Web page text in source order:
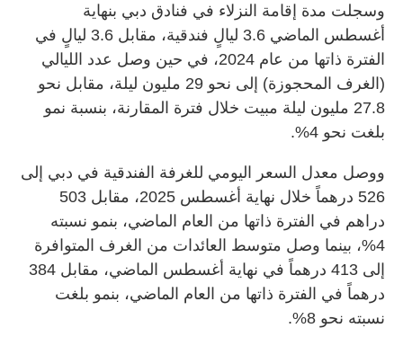
وسجلت مدة إقامة النزلاء في فنادق دبي بنهاية
أغسطس الماضي 3.6 ليالٍ فندقية، مقابل 3.6 ليالٍ في
الفترة ذاتها من عام 2024، في حين وصل عدد الليالي
(الغرف المحجوزة) إلى نحو 29 مليون ليلة، مقابل نحو
27.8 مليون ليلة مبيت خلال فترة المقارنة، بنسبة نمو
بلغت نحو 4%.
ووصل معدل السعر اليومي للغرفة الفندقية في دبي إلى
526 درهماً خلال نهاية أغسطس 2025، مقابل 503
دراهم في الفترة ذاتها من العام الماضي، بنمو نسبته
4%، بينما وصل متوسط العائدات من الغرف المتوافرة
إلى 413 درهماً في نهاية أغسطس الماضي، مقابل 384
درهماً في الفترة ذاتها من العام الماضي، بنمو بلغت
نسبته نحو 8%.